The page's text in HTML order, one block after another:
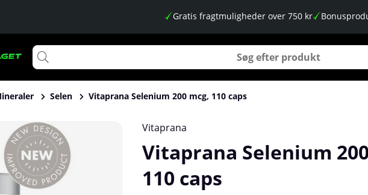
Gratis fragtmuligheder over 750 kr
Selen Vitaprana Selenium 200 mcg, 110 caps
mcg, 110 caps Vitaprana
Vitaprana Selenium
110 caps